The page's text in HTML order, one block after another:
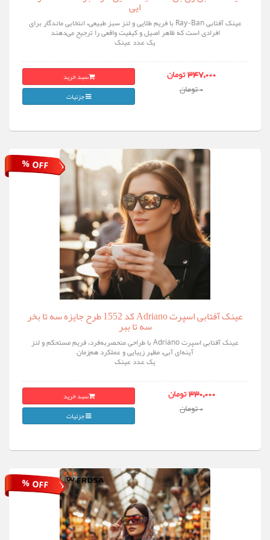
ایی
عینک آفتابی Ray-Ban با فریم طلایی و لنز سبز طبیعی، انتخابی ماندگار برای
افرادی است که ظاهر اصیل و کیفیت واقعی را ترجیح می‌دهند
یک عدد عینک
347,000 تومان
0 تومان
سبد خرید
جزئیات
% OFF
عینک آفتابی اسپرت Adriano کد 1552 طرح جایزه سه تا بخر
سه تا ببر
عینک آفتابی اسپرت Adriano با طراحی منحصربه‌فرد، فریم مستحکم و لنز
آینه‌ای آبی، مظهر زیبایی و عملکرد هم‌زمان
یک عدد عینک
330,000 تومان
0 تومان
سبد خرید
جزئیات
% OFF